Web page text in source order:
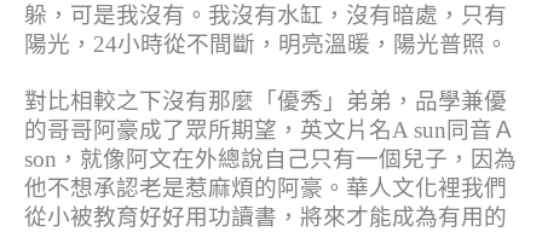
躲，可是我沒有。我沒有水缸，沒有暗處，只有
陽光，24小時從不間斷，明亮溫暖，陽光普照。
對比相較之下沒有那麼「優秀」弟弟，品學兼優
的哥哥阿豪成了眾所期望，英文片名A sun同音Ａ
son，就像阿文在外總說自己只有一個兒子，因為
他不想承認老是惹麻煩的阿豪。華人文化裡我們
從小被教育好好用功讀書，將來才能成為有用的